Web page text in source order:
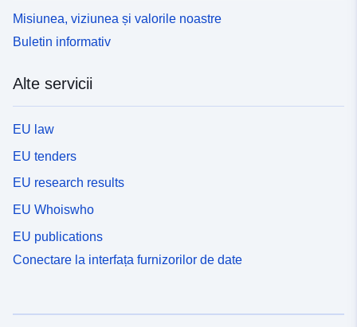
Misiunea, viziunea și valorile noastre
Buletin informativ
Alte servicii
EU law
EU tenders
EU research results
EU Whoiswho
EU publications
Conectare la interfața furnizorilor de date